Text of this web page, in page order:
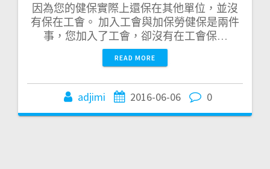
因為您的健保實際上還保在其他單位，並沒
有保在工會。 加入工會與加保勞健保是兩件
事，您加入了工會，卻沒有在工會保…
READ MORE
adjimi 2016-06-06 0